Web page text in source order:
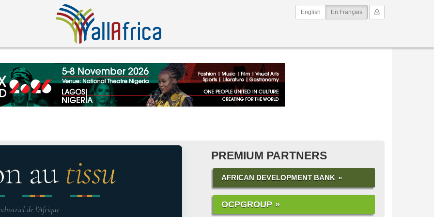
Mon Compte
English En Français(current)
au tissu
de l'Afrique
PREMIUM PARTNERS
AFRICAN DEVELOPMENT BANK
OCPGROUP